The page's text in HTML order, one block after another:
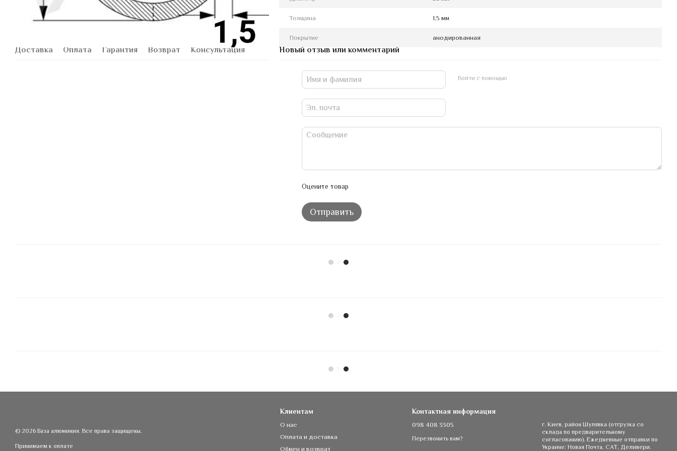
Доставка Оплата Гарантия Возврат Консультация
Толщина 1,5 мм
Покрытие анодированная
Новый отзыв или комментарий
Войти с помощью
Оцените товар
Отправить
© 2026 База алюминия. Все права защищены.
Принимаем к оплате
Клиентам
О нас
Оплата и доставка
Обмен и возврат
Контактная информация
098 408 3305
Перезвонить вам?
г. Киев, район Шулявка (отгрузка со
склада по предварительному
согласованию). Ежедневные отправки по
Украине: Новая Почта, САТ, Деливери.